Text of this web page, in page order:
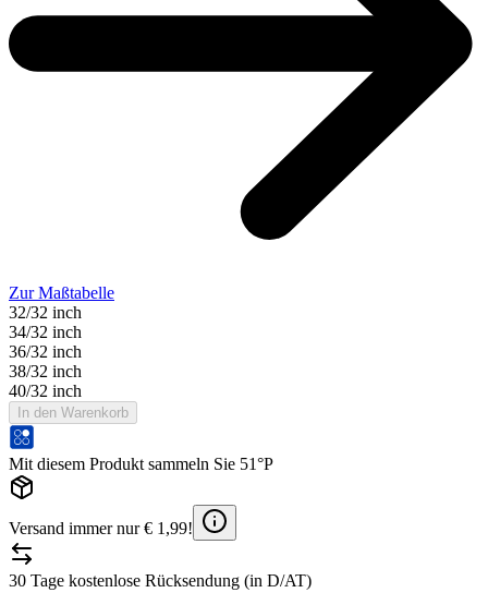
Zur Maßtabelle
32/32 inch
34/32 inch
36/32 inch
38/32 inch
40/32 inch
In den Warenkorb
Mit diesem Produkt sammeln Sie 51°P
Versand immer nur € 1,99!
30 Tage kostenlose Rücksendung (in D/AT)